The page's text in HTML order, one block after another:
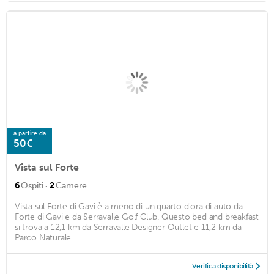
a partire da
50€
Vista sul Forte
6Ospiti · 2Camere
Vista sul Forte di Gavi è a meno di un quarto d'ora di auto da
Forte di Gavi e da Serravalle Golf Club. Questo bed and breakfast
si trova a 12,1 km da Serravalle Designer Outlet e 11,2 km da
Parco Naturale ...
Verifica disponibilità